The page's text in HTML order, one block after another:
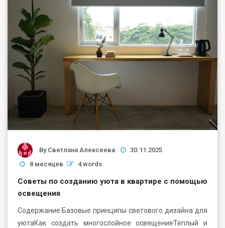
By Светлана Алексеева
30.11.2025
8 месяцев
4 words
Советы по созданию уюта в квартире с помощью
освещения
Содержание:Базовые принципы светового дизайна для
уютаКак создать многослойное освещениеТёплый и